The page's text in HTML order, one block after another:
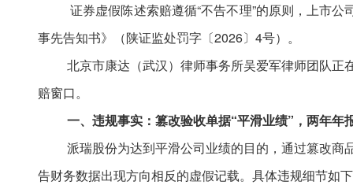
证券虚假陈述索赔遵循“不告不理”的原则，上市
事先告知书》（陕证监处罚字〔2026〕4号）。
北京市康达（武汉）律师事务所吴爱军律师团队
赔窗口。
一、违规事实：篡改验收单据“平滑业绩”，两年年
派瑞股份为达到平滑公司业绩的目的，通过篡改
告财务数据出现方向相反的虚假记载。具体违规细节如